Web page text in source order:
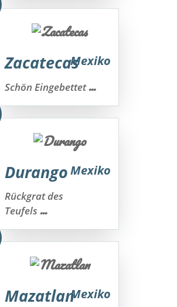
ZacatecasMexiko
Schön Eingebettet...
DurangoMexiko
Rückgrat des
Teufels...
MazatlanMexiko